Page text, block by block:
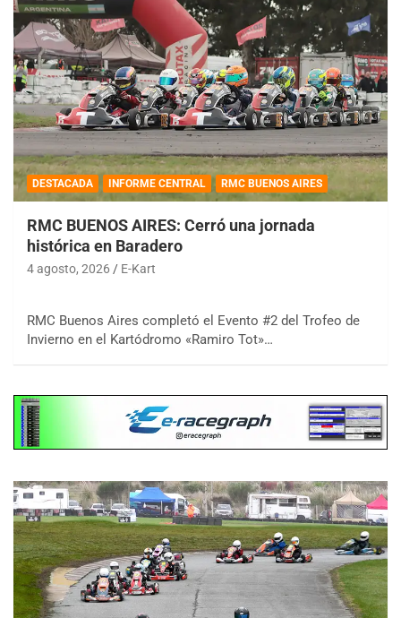
DESTACADA INFORME CENTRAL RMC BUENOS AIRES
RMC BUENOS AIRES: Cerró una jornada
histórica en Baradero
4 agosto, 2026 E-Kart
RMC Buenos Aires completó el Evento #2 del Trofeo de
Invierno en el Kartódromo «Ramiro Tot»…